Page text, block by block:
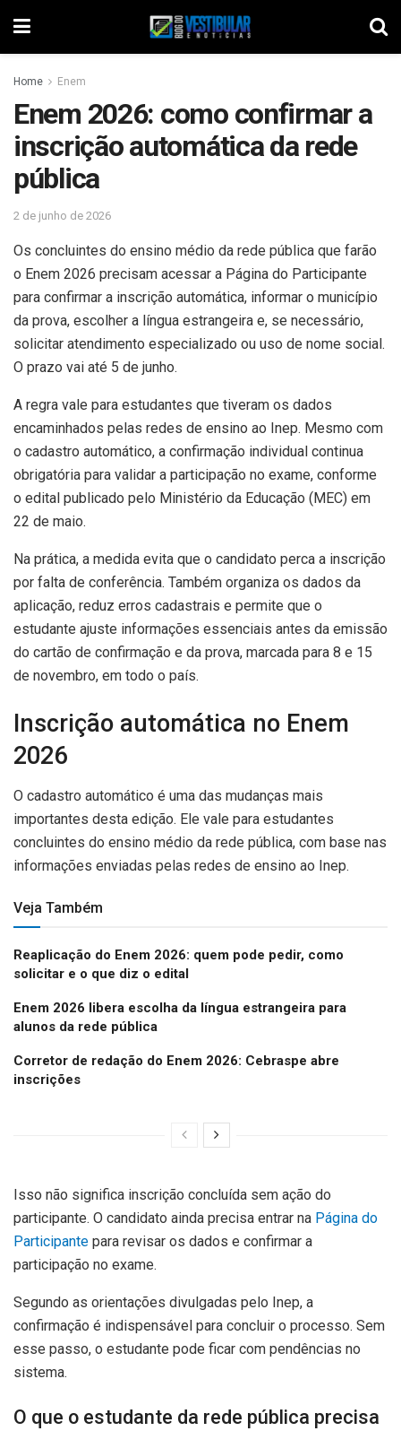
Home Enem
Enem 2026: como confirmar a
inscrição automática da rede
pública
2 de junho de 2026
Os concluintes do ensino médio da rede pública que farão
o Enem 2026 precisam acessar a Página do Participante
para confirmar a inscrição automática, informar o município
da prova, escolher a língua estrangeira e, se necessário,
solicitar atendimento especializado ou uso de nome social.
O prazo vai até 5 de junho.
A regra vale para estudantes que tiveram os dados
encaminhados pelas redes de ensino ao Inep. Mesmo com
o cadastro automático, a confirmação individual continua
obrigatória para validar a participação no exame, conforme
o edital publicado pelo Ministério da Educação (MEC) em
22 de maio.
Na prática, a medida evita que o candidato perca a inscrição
por falta de conferência. Também organiza os dados da
aplicação, reduz erros cadastrais e permite que o
estudante ajuste informações essenciais antes da emissão
do cartão de confirmação e da prova, marcada para 8 e 15
de novembro, em todo o país.
Inscrição automática no Enem
2026
O cadastro automático é uma das mudanças mais
importantes desta edição. Ele vale para estudantes
concluintes do ensino médio da rede pública, com base nas
informações enviadas pelas redes de ensino ao Inep.
Veja Também
Reaplicação do Enem 2026: quem pode pedir, como
solicitar e o que diz o edital
Enem 2026 libera escolha da língua estrangeira para
alunos da rede pública
Corretor de redação do Enem 2026: Cebraspe abre
inscrições
Isso não significa inscrição concluída sem ação do
participante. O candidato ainda precisa entrar na Página do
Participante para revisar os dados e confirmar a
participação no exame.
Segundo as orientações divulgadas pelo Inep, a
confirmação é indispensável para concluir o processo. Sem
esse passo, o estudante pode ficar com pendências no
sistema.
O que o estudante da rede pública precisa